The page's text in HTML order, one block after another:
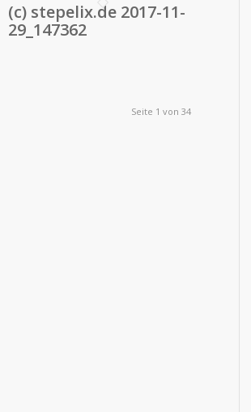
(c) stepelix.de 2017-11-
29_147362
Seite 1 von 34